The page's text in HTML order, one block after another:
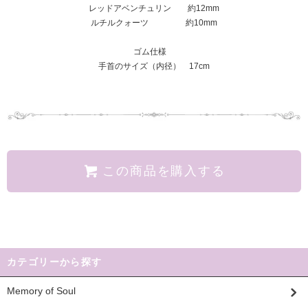
レッドアベンチュリン 約12mm
ルチルクォーツ 約10mm
ゴム仕様
手首のサイズ（内径） 17cm
この商品を購入する
カテゴリーから探す
Memory of Soul